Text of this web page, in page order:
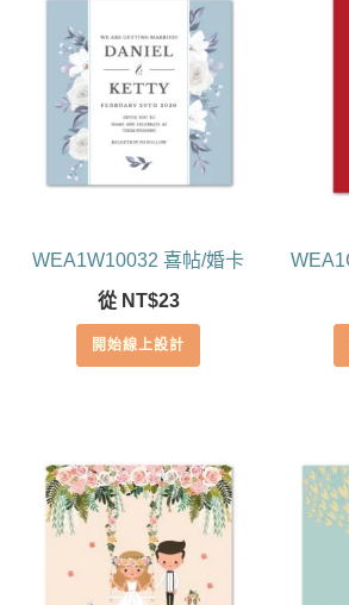
WEA1W10032 喜帖/婚卡
從 NT$23
開始線上設計